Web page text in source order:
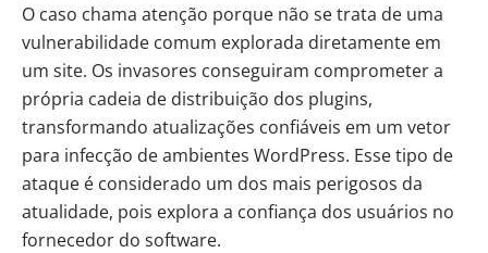
O caso chama atenção porque não se trata de uma
vulnerabilidade comum explorada diretamente em
um site. Os invasores conseguiram comprometer a
própria cadeia de distribuição dos plugins,
transformando atualizações confiáveis em um vetor
para infecção de ambientes WordPress. Esse tipo de
ataque é considerado um dos mais perigosos da
atualidade, pois explora a confiança dos usuários no
fornecedor do software.